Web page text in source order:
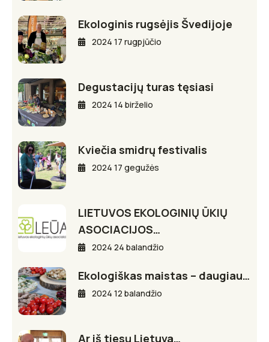
Ekologinis rugsėjis Švedijoje
2024 17 rugpjūčio
Degustacijų turas tęsiasi
2024 14 birželio
Kviečia smidrų festivalis
2024 17 gegužės
LIETUVOS EKOLOGINIŲ ŪKIŲ
ASOCIACIJOS…
2024 24 balandžio
Ekologiškas maistas – daugiau…
2024 12 balandžio
Ar iš tiesų Lietuva…